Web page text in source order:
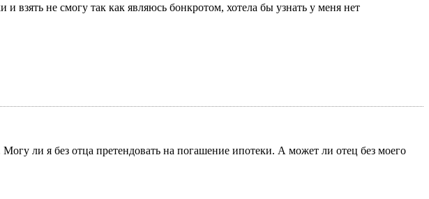
взять не смогу так как являюсь бонкротом, хотела бы узнать у меня нет
ли я без отца претендовать на погашение ипотеки. А может ли отец без моего